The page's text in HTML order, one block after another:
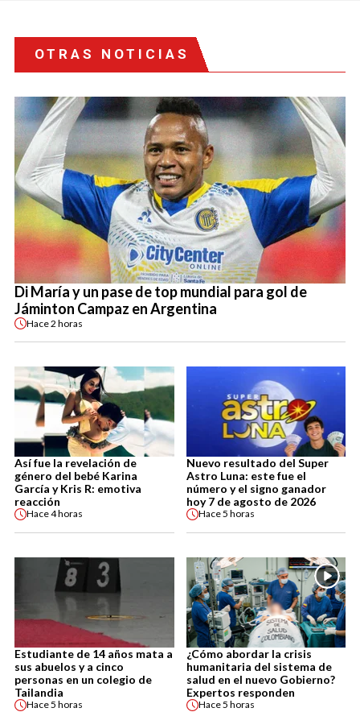
OTRAS NOTICIAS
Di María y un pase de top mundial para gol de
Jáminton Campaz en Argentina
Hace2 horas
Así fue la revelación de
género del bebé Karina
García y Kris R: emotiva
reacción
Hace4 horas
Nuevo resultado del Super
Astro Luna: este fue el
número y el signo ganador
hoy 7 de agosto de 2026
Hace5 horas
Estudiante de 14 años mata a
sus abuelos y a cinco
personas en un colegio de
Tailandia
Hace5 horas
¿Cómo abordar la crisis
humanitaria del sistema de
salud en el nuevo Gobierno?
Expertos responden
Hace5 horas